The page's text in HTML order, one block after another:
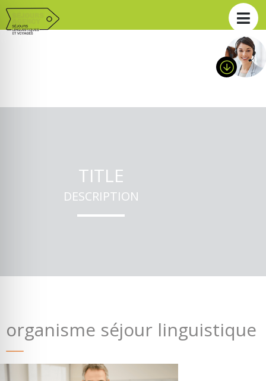
TITLE
DESCRIPTION
organisme séjour linguistique